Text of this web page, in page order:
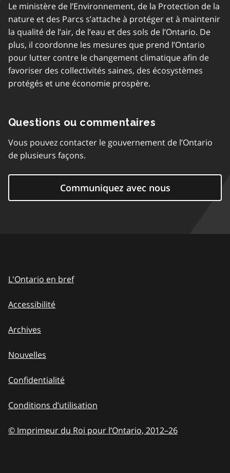
Le ministère de l’Environnement, de la Protection de la
nature et des Parcs s’attache à protéger et à maintenir
la qualité de l’air, de l’eau et des sols de l’Ontario. De
plus, il coordonne les mesures que prend l’Ontario
pour lutter contre le changement climatique afin de
favoriser des collectivités saines, des écosystèmes
protégés et une économie prospère.
Questions ou commentaires
Vous pouvez contacter le gouvernement de l’Ontario
de plusieurs façons.
Communiquez avec nous
L'Ontario en bref
Accessibilité
Archives
Nouvelles
Confidentialité
Conditions d’utilisation
© Imprimeur du Roi pour l’Ontario, 2012–to
26